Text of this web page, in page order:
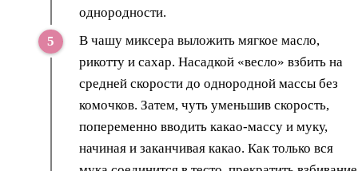
однородности.
В чашу миксера выложить мягкое масло,
рикотту и сахар. Насадкой «весло» взбить на
средней скорости до однородной массы без
комочков. Затем, чуть уменьшив скорость,
попеременно вводить какао-массу и муку,
начиная и заканчивая какао. Как только вся